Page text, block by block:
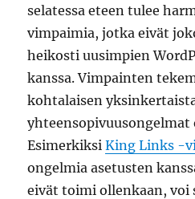
selatessa eteen tulee
vimpaimia, jotka eivät
heikosti uusimpien
kanssa. Vimpainten
kohtalaisen
yhteensopivuusongelmat
EsimerkiksiKing Links -
ongelmia asetusten
eivät toimi ollenkaan, voi